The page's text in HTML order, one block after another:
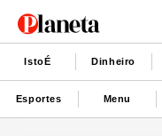
IstoÉ Dinheiro
Esportes Menu